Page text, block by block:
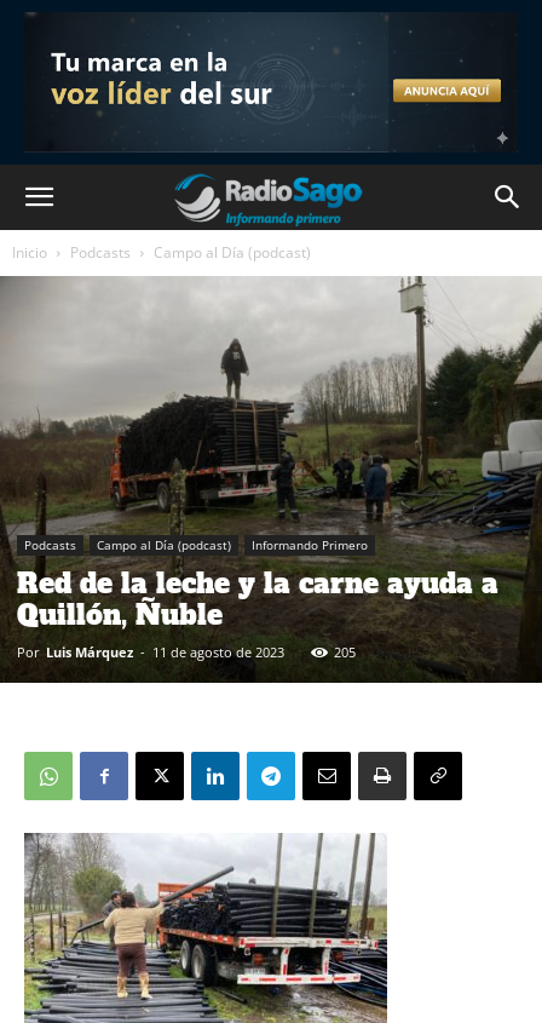
Inicio Podcasts Campo al Día (podcast)
Podcasts Campo al Día (podcast) Informando Primero
Red de la leche y la carne ayuda a
Quillón, Ñuble
Por Luis Márquez - 11 de agosto de 2023 205